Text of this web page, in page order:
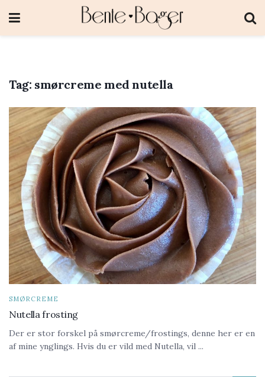
Tag: smørcreme med nutella
SMØRCREME
Nutella frosting
Der er stor forskel på smørcreme/frostings, denne her er en
af mine ynglings. Hvis du er vild med Nutella, vil ...